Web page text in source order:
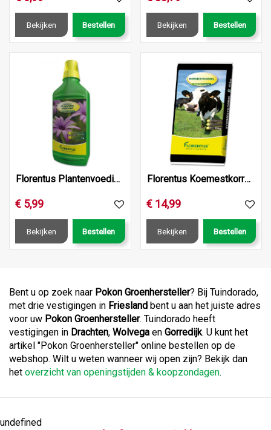
Bekijken Bestellen Bekijken Bestellen
Florentus Plantenvoeding Universeel 1L
€ 5,99
Bekijken Bestellen
Florentus Koemestkorrel 10kg
€ 14,99
Bekijken Bestellen
Bent u op zoek naar Pokon Groenhersteller? Bij Tuindorado,
met drie vestigingen in Friesland bent u aan het juiste adres
voor uw Pokon Groenhersteller. Tuindorado heeft
vestigingen in Drachten, Wolvega en Gorredijk. U kunt het
artikel "Pokon Groenhersteller" online bestellen op de
webshop. Wilt u weten wanneer wij open zijn? Bekijk dan
het overzicht van openingstijden & koopzondagen.
undefined